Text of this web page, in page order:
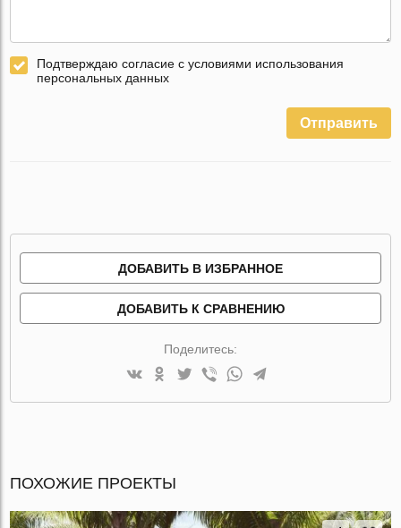
Подтверждаю согласие с условиями использования
персональных данных
Отправить
ДОБАВИТЬ В ИЗБРАННОЕ
ДОБАВИТЬ К СРАВНЕНИЮ
Поделитесь:
ПОХОЖИЕ ПРОЕКТЫ